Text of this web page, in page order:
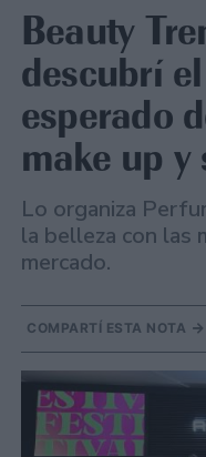
Beauty
descubrí
esperado
make up y
Lo organiza
la belleza con las
mercado.
COMPARTÍ ESTA NOTA